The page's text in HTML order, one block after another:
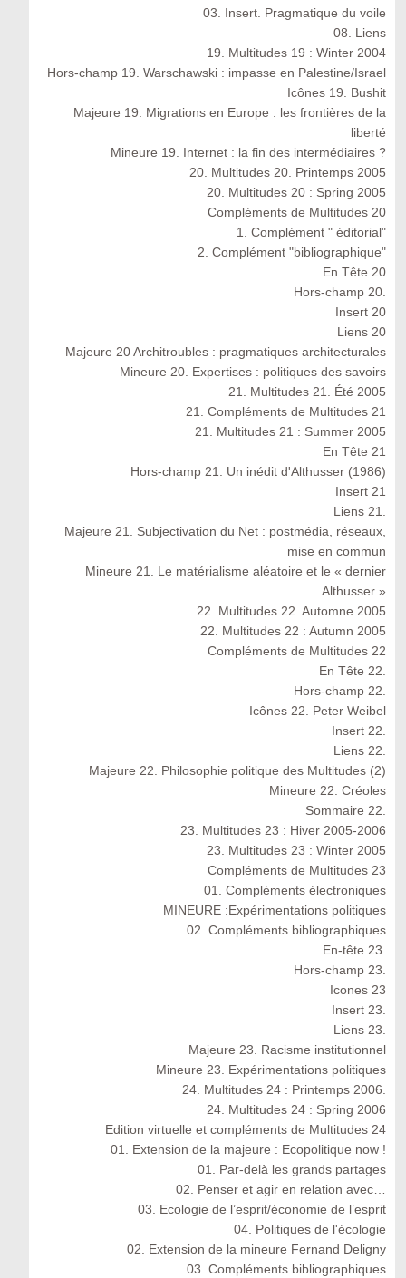
03. Insert. Pragmatique du voile
08. Liens
19. Multitudes 19 : Winter 2004
Hors-champ 19. Warschawski : impasse en Palestine/Israel
Icônes 19. Bushit
Majeure 19. Migrations en Europe : les frontières de la
liberté
Mineure 19. Internet : la fin des intermédiaires ?
20. Multitudes 20. Printemps 2005
20. Multitudes 20 : Spring 2005
Compléments de Multitudes 20
1. Complément " éditorial"
2. Complément "bibliographique"
En Tête 20
Hors-champ 20.
Insert 20
Liens 20
Majeure 20 Architroubles : pragmatiques architecturales
Mineure 20. Expertises : politiques des savoirs
21. Multitudes 21. Été 2005
21. Compléments de Multitudes 21
21. Multitudes 21 : Summer 2005
En Tête 21
Hors-champ 21. Un inédit d'Althusser (1986)
Insert 21
Liens 21.
Majeure 21. Subjectivation du Net : postmédia, réseaux,
mise en commun
Mineure 21. Le matérialisme aléatoire et le « dernier
Althusser »
22. Multitudes 22. Automne 2005
22. Multitudes 22 : Autumn 2005
Compléments de Multitudes 22
En Tête 22.
Hors-champ 22.
Icônes 22. Peter Weibel
Insert 22.
Liens 22.
Majeure 22. Philosophie politique des Multitudes (2)
Mineure 22. Créoles
Sommaire 22.
23. Multitudes 23 : Hiver 2005-2006
23. Multitudes 23 : Winter 2005
Compléments de Multitudes 23
01. Compléments électroniques
MINEURE :Expérimentations politiques
02. Compléments bibliographiques
En-tête 23.
Hors-champ 23.
Icones 23
Insert 23.
Liens 23.
Majeure 23. Racisme institutionnel
Mineure 23. Expérimentations politiques
24. Multitudes 24 : Printemps 2006.
24. Multitudes 24 : Spring 2006
Edition virtuelle et compléments de Multitudes 24
01. Extension de la majeure : Ecopolitique now !
01. Par-delà les grands partages
02. Penser et agir en relation avec…
03. Ecologie de l’esprit/économie de l’esprit
04. Politiques de l'écologie
02. Extension de la mineure Fernand Deligny
03. Compléments bibliographiques